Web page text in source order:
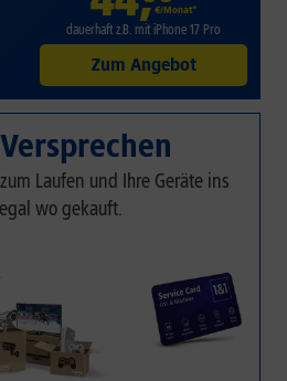
€/Monat*
dauerhaft z.B. mit iPhone 17 Pro
Zum Angebot
Laufen und Ihre Geräte ins
wo gekauft.